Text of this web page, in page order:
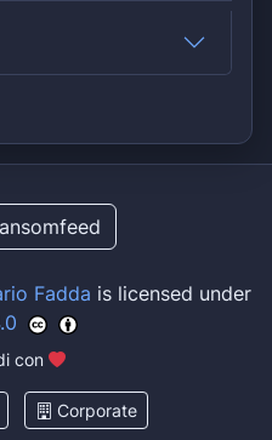
Fadda is licensed under
con
Corporate